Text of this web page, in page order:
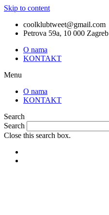
Skip to content
coolklubtweet@gmail.com
Petrova 59a, 10 000 Zagreb
O nama
KONTAKT
Menu
O nama
KONTAKT
Search
Search
Close this search box.